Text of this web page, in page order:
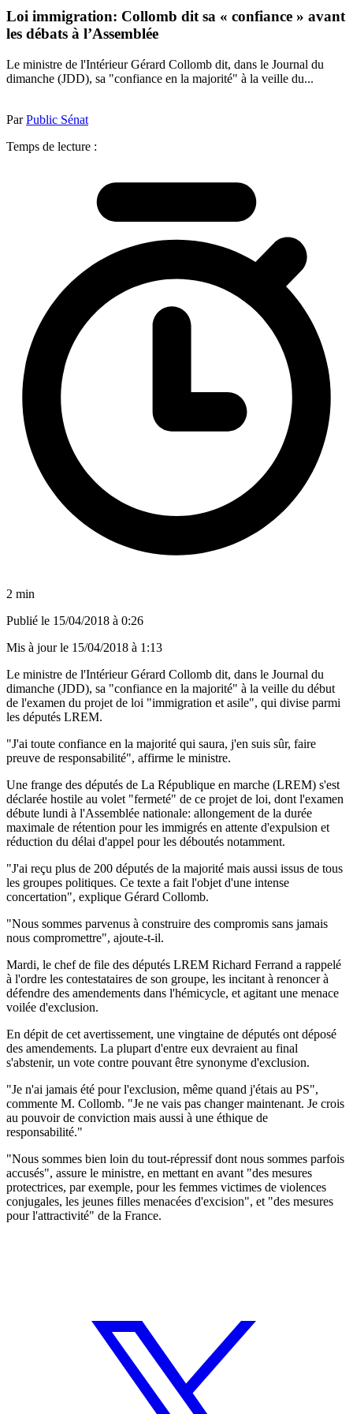
Loi immigration: Collomb dit sa « confiance » avant
les débats à l’Assemblée
Le ministre de l'Intérieur Gérard Collomb dit, dans le Journal du
dimanche (JDD), sa "confiance en la majorité" à la veille du...
ParPublic Sénat
Temps de lecture :
2 min
Publié le 15/04/2018 à 0:26
Mis à jour le 15/04/2018 à 1:13
Le ministre de l'Intérieur Gérard Collomb dit, dans le Journal du
dimanche (JDD), sa "confiance en la majorité" à la veille du début
de l'examen du projet de loi "immigration et asile", qui divise parmi
les députés LREM.
"J'ai toute confiance en la majorité qui saura, j'en suis sûr, faire
preuve de responsabilité", affirme le ministre.
Une frange des députés de La République en marche (LREM) s'est
déclarée hostile au volet "fermeté" de ce projet de loi, dont l'examen
débute lundi à l'Assemblée nationale: allongement de la durée
maximale de rétention pour les immigrés en attente d'expulsion et
réduction du délai d'appel pour les déboutés notamment.
"J'ai reçu plus de 200 députés de la majorité mais aussi issus de tous
les groupes politiques. Ce texte a fait l'objet d'une intense
concertation", explique Gérard Collomb.
"Nous sommes parvenus à construire des compromis sans jamais
nous compromettre", ajoute-t-il.
Mardi, le chef de file des députés LREM Richard Ferrand a rappelé
à l'ordre les contestataires de son groupe, les incitant à renoncer à
défendre des amendements dans l'hémicycle, et agitant une menace
voilée d'exclusion.
En dépit de cet avertissement, une vingtaine de députés ont déposé
des amendements. La plupart d'entre eux devraient au final
s'abstenir, un vote contre pouvant être synonyme d'exclusion.
"Je n'ai jamais été pour l'exclusion, même quand j'étais au PS",
commente M. Collomb. "Je ne vais pas changer maintenant. Je crois
au pouvoir de conviction mais aussi à une éthique de
responsabilité."
"Nous sommes bien loin du tout-répressif dont nous sommes parfois
accusés", assure le ministre, en mettant en avant "des mesures
protectrices, par exemple, pour les femmes victimes de violences
conjugales, les jeunes filles menacées d'excision", et "des mesures
pour l'attractivité" de la France.